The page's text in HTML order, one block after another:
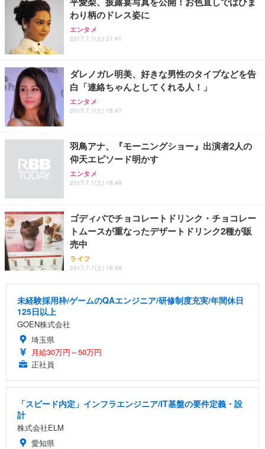
わり柄のドレス姿に
エンタメ
2017.7.1(土) 21:41
ダレノガレ明美、好きな男性のタイプなどを告
白「連絡ちゃんとしてくれる人！」
エンタメ
2017.7.1(土) 18:47
羽鳥アナ、『モーニングショー』出演者2人の
仰天エピソード明かす
エンタメ
2017.7.1(土) 18:48
ゴディバでチョコレートドリンク・チョコレー
トムースが重なったデザートドリンク2種が販
売中
ライフ
2017.7.1(土) 18:48
未経験採用枠/ゲームのQAエンジニア/研修制度充実/年間休日
125日以上
GOEN株式会社
埼玉県
月給30万円～50万円
正社員
「スピード内定」インフラエンジニア/IT基盤の要件定義・設
計
株式会社ELM
愛知県